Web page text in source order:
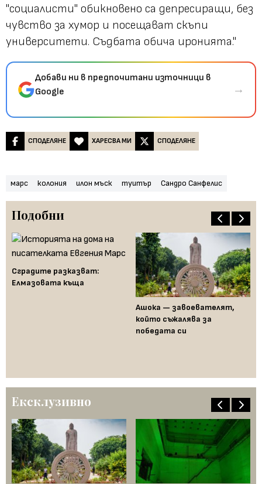
"социалисти" обикновено са депресиращи, без
чувство за хумор и посещават скъпи
университети. Съдбата обича иронията."
Добави ни в предпочитани източници в
Google
→
СПОДЕЛЯНЕ ХАРЕСВА МИ СПОДЕЛЯНЕ
марс колония илон мъск туитър Сандро Санфелис
Подобни
Сградите разказват:
Елмазовата къща
Ашока — завоевателят,
който съжалява за
победата си
Ексклузивно